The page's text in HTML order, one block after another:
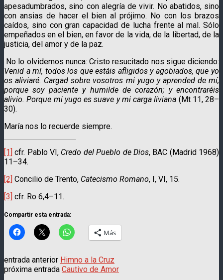
apesadumbrados, sino con alegría de vivir. No abatidos, sino
con ansias de hacer el bien al prójimo. No con los brazos
caídos, sino con gran capacidad de lucha frente al mal. Sólo
empeñados en el bien, en favor de la vida, de la libertad, de la
justicia, del amor y de la paz.
No lo olvidemos nunca: Cristo resucitado nos sigue diciendo:
Venid a mí, todos los que estáis afligidos y agobiados, que yo
os aliviaré. Cargad sobre vosotros mi yugo y aprended de mí,
porque soy paciente y humilde de corazón; y encontraréis
alivio. Porque mi yugo es suave y mi carga liviana (Mt 11, 28–
30).
María nos lo recuerde siempre.
[1] cfr. Pablo VI, Credo del Pueblo de Dios, BAC (Madrid 1968)
11–34.
[2] Concilio de Trento, Catecismo Romano, I, VI, 15.
[3] cfr. Ro 6,4–11.
Compartir esta entrada:
Más
entrada anterior Himno a la Cruz
próxima entrada Cautivo de Amor